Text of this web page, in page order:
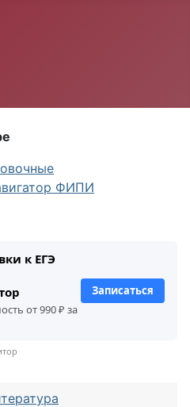
ФИПИ
к ЕГЭ
от 990 ₽ за
Записаться